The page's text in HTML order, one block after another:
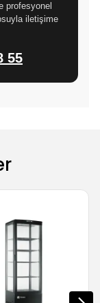
profesyonel
iletişime
55